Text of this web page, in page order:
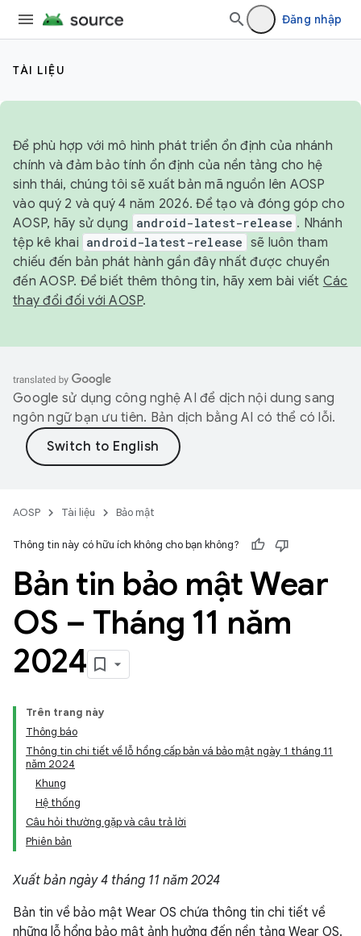
Đăng nhập
TÀI LIỆU
Để phù hợp với mô hình phát triển ổn định của nhánh
chính và đảm bảo tính ổn định của nền tảng cho hệ
sinh thái, chúng tôi sẽ xuất bản mã nguồn lên AOSP
vào quý 2 và quý 4 năm 2026. Để tạo và đóng góp cho
AOSP, hãy sử dụng
android-latest-release . Nhánh
tệp kê khai android-latest-release sẽ luôn tham
chiếu đến bản phát hành gần đây nhất được chuyển
đến AOSP. Để biết thêm thông tin, hãy xem bài viết Các
thay đổi đối với AOSP.
Google sử dụng công nghệ AI để dịch nội dung sang
ngôn ngữ bạn ưu tiên. Bản dịch bằng AI có thể có lỗi.
AOSP Tài liệu Bảo mật
Thông tin này có hữu ích không cho bạn không?
Bản tin bảo mật Wear
OS – Tháng 11 năm
2024
Trên trang này
Thông báo
Thông tin chi tiết về lỗ hổng cấp bản vá bảo mật ngày 1 tháng 11
năm 2024
Khung
Hệ thống
Câu hỏi thường gặp và câu trả lời
Phiên bản
Xuất bản ngày 4 tháng 11 năm 2024
Bản tin về bảo mật Wear OS chứa thông tin chi tiết về
những lỗ hổng bảo mật ảnh hưởng đến nền tảng Wear OS.